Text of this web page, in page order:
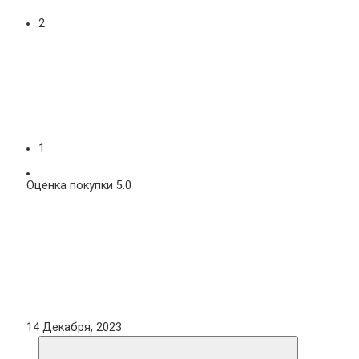
2
1
Оценка покупки 5.0
14 Декабря, 2023